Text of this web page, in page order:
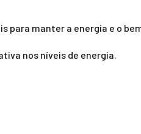
para manter a energia e o
nos níveis de energia.